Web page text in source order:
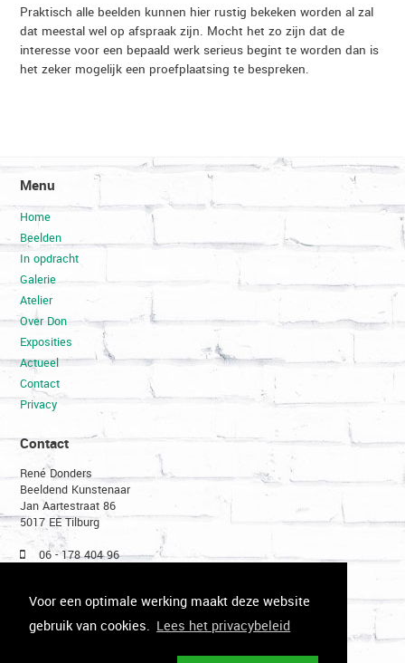
Voor een optimale werking maakt deze website
gebruik van cookies. Lees het privacybeleid
Praktisch alle beelden kunnen hier rustig bekeken worden al zal
dat meestal wel op afspraak zijn. Mocht het zo zijn dat de
interesse voor een bepaald werk serieus begint te worden dan is
het zeker mogelijk een proefplaatsing te bespreken.
Menu
Home
Beelden
In opdracht
Galerie
Atelier
Over Don
Exposities
Actueel
Contact
Privacy
Contact
René Donders
Beeldend Kunstenaar
Jan Aartestraat 86
5017 EE Tilburg
06 - 178 404 96